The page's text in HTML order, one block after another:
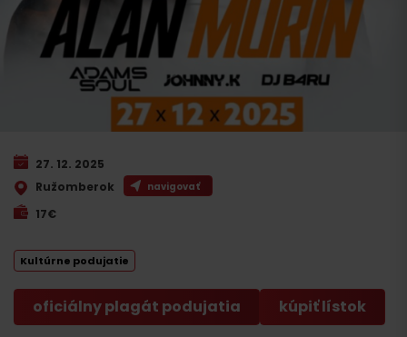
27. 12. 2025
Ružomberok
navigovať
17€
Kultúrne podujatie
oficiálny plagát podujatia kúpiť lístok